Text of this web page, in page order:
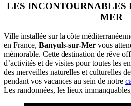
LES INCONTOURNABLES
MER
Ville installée sur la côte
en France, Banyuls-sur-Mer vous
mémorable. Cette destination de rêve
d’activités et de visites pour toutes les
des merveilles naturelles et culturelles
pendant vos vacances au sein de notre
Les randonnées, les lieux